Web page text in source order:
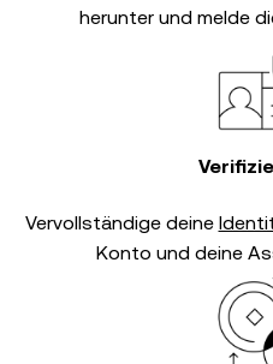
herunter und melde
Vervollständige deine
Konto und deine